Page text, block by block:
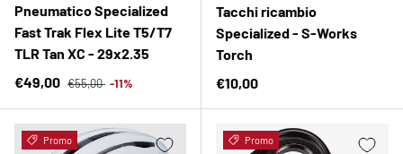
Pneumatico Specialized
Fast Trak Flex Lite T5/T7
TLR Tan XC - 29x2.35
Prezzo di vendita
€49,00 Prezzo normale
€55,00 -11%
Tacchi ricambio
Specialized - S-Works
Torch
Prezzo normale
€10,00
Promo Promo